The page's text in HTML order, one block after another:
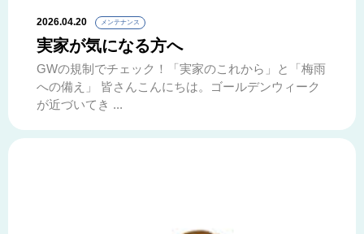
2026.04.20 メンテナンス
実家が気になる方へ
GWの規制でチェック！「実家のこれから」と「梅雨
への備え」 皆さんこんにちは。ゴールデンウィーク
が近づいてき ...